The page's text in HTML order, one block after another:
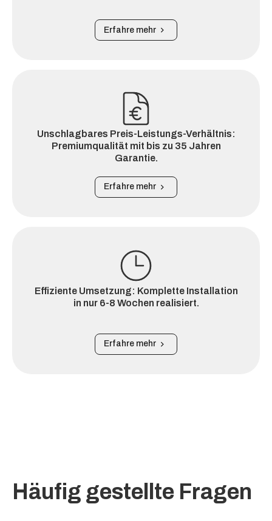
Erfahre mehr
Unschlagbares Preis-Leistungs-Verhältnis:
Premiumqualität mit bis zu 35 Jahren
Garantie.
Erfahre mehr
Effiziente Umsetzung: Komplette Installation
in nur 6-8 Wochen realisiert.
Erfahre mehr
Häufig gestellte Fragen